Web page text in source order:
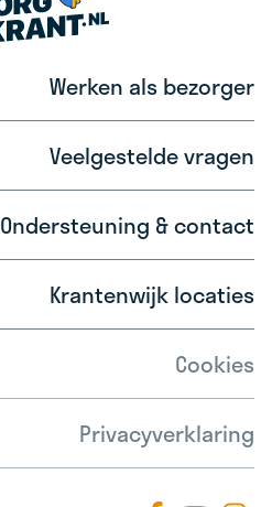
Werken als bezorger
Veelgestelde vragen
Ondersteuning & contact
Krantenwijk locaties
Cookies
Privacyverklaring